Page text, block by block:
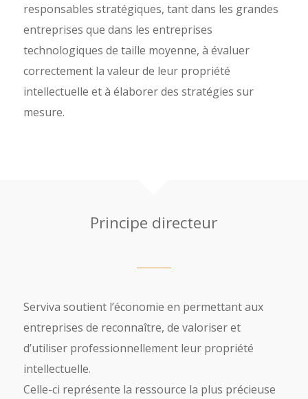
responsables stratégiques, tant dans les grandes
entreprises que dans les entreprises
technologiques de taille moyenne, à évaluer
correctement la valeur de leur propriété
intellectuelle et à élaborer des stratégies sur
mesure.
Principe directeur
Serviva soutient l’économie en permettant aux
entreprises de reconnaître, de valoriser et
d’utiliser professionnellement leur propriété
intellectuelle.
Celle-ci représente la ressource la plus précieuse